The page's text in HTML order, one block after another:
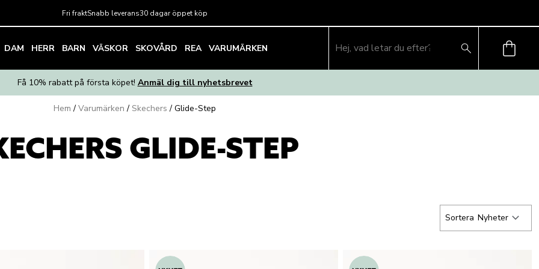
Fri fraktSnabb leverans30 dagar öppet köp
DAM HERR BARN VÄSKOR SKOVÅRD REA VARUMÄRKEN
Få 10% rabatt på första köpet! Anmäl dig till nyhetsbrevet
Hem / Varumärken / Skechers / Glide-Step
GLIDE-STEP
Sortera Nyheter